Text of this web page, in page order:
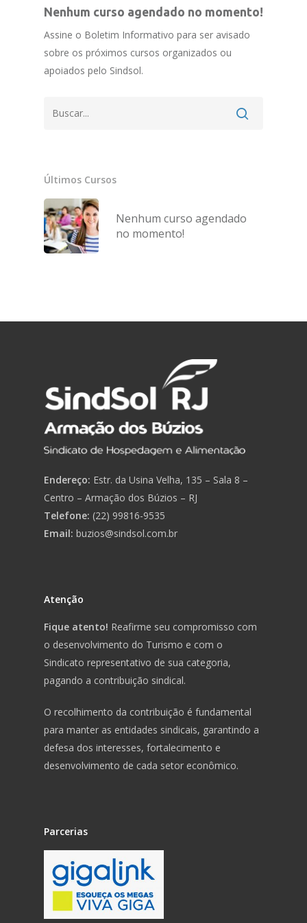
Nenhum curso agendado no momento!
Assine o Boletim Informativo para ser avisado
sobre os próximos cursos organizados ou
apoiados pelo Sindsol.
Últimos Cursos
Nenhum curso agendado
no momento!
Endereço: Estr. da Usina Velha, 135 – Sala 8 –
Centro – Armação dos Búzios – RJ
Telefone: (22) 99816-9535
Email: buzios@sindsol.com.br
Atenção
Fique atento! Reafirme seu compromisso com
o desenvolvimento do Turismo e com o
Sindicato representativo de sua categoria,
pagando a contribuição sindical.
O recolhimento da contribuição é fundamental
para manter as entidades sindicais, garantindo a
defesa dos interesses, fortalecimento e
desenvolvimento de cada setor econômico.
Parcerias
Cursos
Currículos
Contato